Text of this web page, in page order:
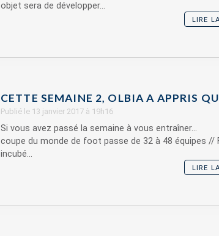
objet sera de développer...
LIRE
CETTE SEMAINE 2, OLBIA A APPRIS
Publié le 13 janvier 2017 à 19h16
Si vous avez passé la semaine à vous
coupe du monde de foot passe de 32 à 48 équipes //
incubé...
LIRE